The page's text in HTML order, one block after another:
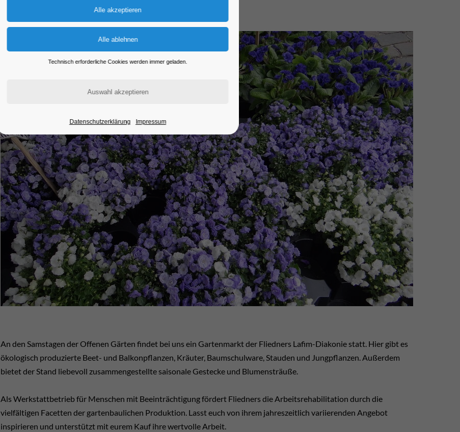
An den Samstagen der Offenen Gärten findet bei uns ein Gartenmarkt der Fliedners Lafim-Diakonie statt. Hier gibt es
ökologisch produzierte Beet- und Balkonpflanzen, Kräuter, Baumschulware, Stauden und Jungpflanzen. Außerdem
bietet der Stand liebevoll zusammengestellte saisonale Gestecke und Blumensträuße.
Als Werkstattbetrieb für Menschen mit Beeinträchtigung fördert Fliedners die Arbeitsrehabilitation durch die
vielfältigen Facetten der gartenbaulichen Produktion. Lasst euch von ihrem jahreszeitlich variierenden Angebot
inspirieren und unterstützt mit eurem Kauf ihre wertvolle Arbeit.
Technisch erforderliche Cookies werden immer geladen.
Datenschutzerklärung Impressum